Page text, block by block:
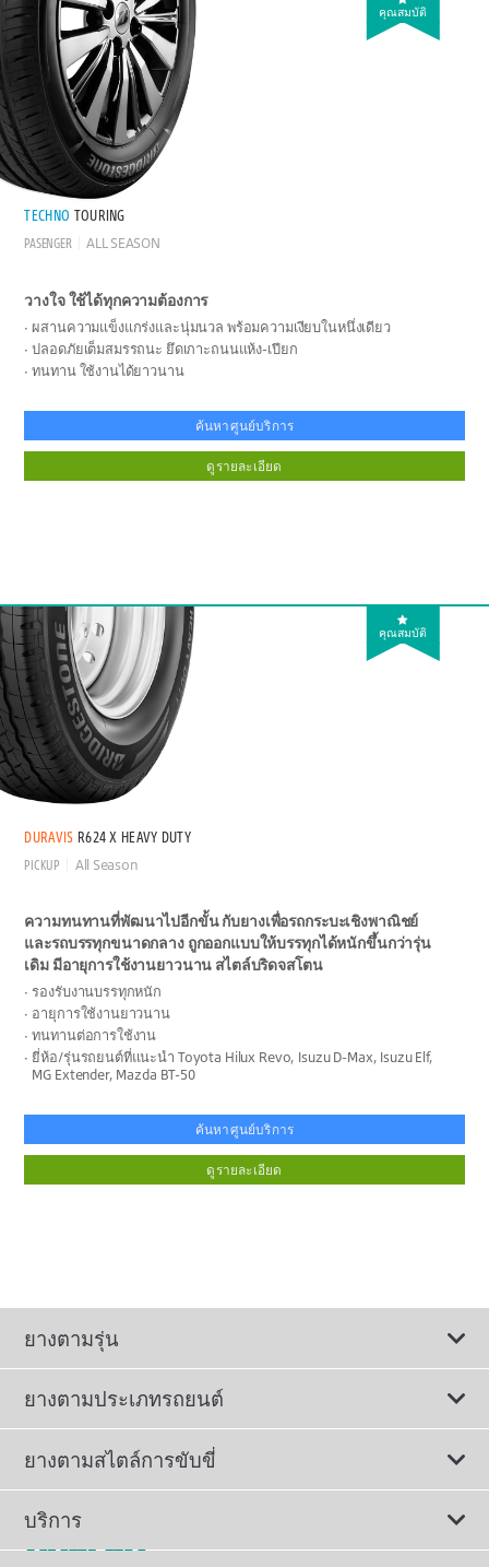
คุณสมบัติ
TECHNO TOURING
PASENGER ALL SEASON
วางใจ ใช้ได้ทุกความต้องการ
ผสานความแข็งแกร่งและนุ่มนวล พร้อมความเงียบในหนึ่งเดียว
ปลอดภัยเต็มสมรรถนะ ยึดเกาะถนนแห้ง-เปียก
ทนทาน ใช้งานได้ยาวนาน
ค้นหาศูนย์บริการ
ดูรายละเอียด
คุณสมบัติ
DURAVIS R624 X HEAVY DUTY
PICKUP All Season
ความทนทานที่พัฒนาไปอีกขั้น กับยางเพื่อรถกระบะเชิงพาณิชย์
และรถบรรทุกขนาดกลาง ถูกออกแบบให้บรรทุกได้หนักขึ้นกว่ารุ่น
เดิม มีอายุการใช้งานยาวนาน สไตล์บริดจสโตน
รองรับงานบรรทุกหนัก
อายุการใช้งานยาวนาน
ทนทานต่อการใช้งาน
ยี่ห้อ/รุ่นรถยนต์ที่แนะนำ Toyota Hilux Revo, Isuzu D-Max, Isuzu Elf,
MG Extender, Mazda BT-50
ค้นหาศูนย์บริการ
ดูรายละเอียด
ยางตามรุ่น
ยางตามประเภทรถยนต์
ดูยางทั้งหมด
ยางรถยนต์นั่ง
ยางตามสไตล์การขับขี่
ยางรถยนต์นุ่มเงียบ
บริการ